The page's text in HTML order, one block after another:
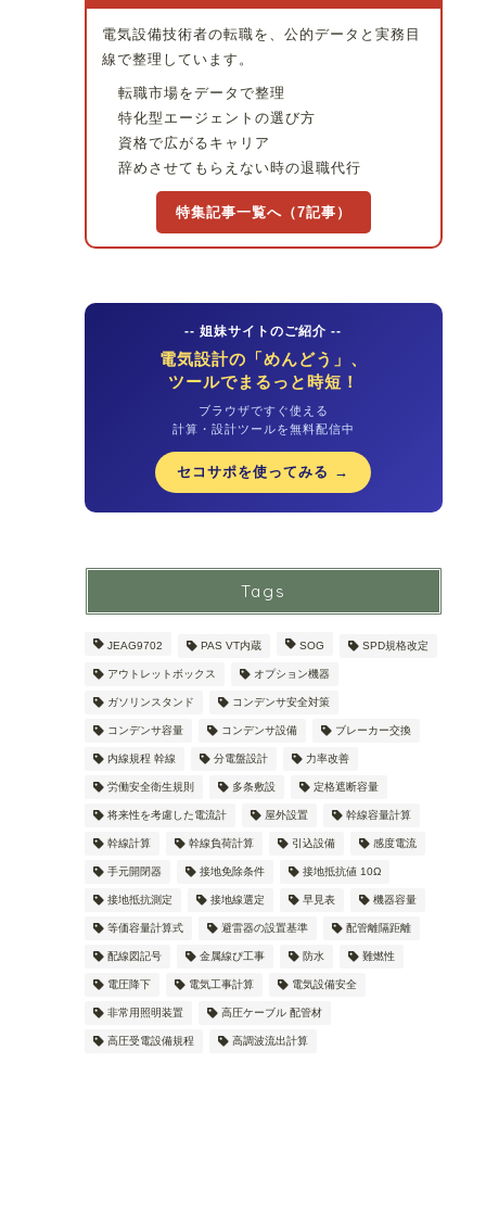
電気設備技術者の転職を、公的データと実務目
線で整理しています。
転職市場をデータで整理
特化型エージェントの選び方
資格で広がるキャリア
辞めさせてもらえない時の退職代行
特集記事一覧へ（7記事）
-- 姐妹サイトのご紹介 --
電気設計の「めんどう」、
ツールでまるっと時短！
ブラウザですぐ使える
計算・設計ツールを無料配信中
セコサポを使ってみる →
Tags
JEAG9702 PAS VT内蔵 SOG SPD規格改定
アウトレットボックス オプション機器
ガソリンスタンド コンデンサ安全対策
コンデンサ容量 コンデンサ設備 ブレーカー交換
内線規程 幹線 分電盤設計 力率改善
労働安全衛生規則 多条敷設 定格遮断容量
将来性を考慮した電流計 屋外設置 幹線容量計算
幹線計算 幹線負荷計算 引込設備 感度電流
手元開閉器 接地免除条件 接地抵抗値 10Ω
接地抵抗測定 接地線選定 早見表 機器容量
等価容量計算式 避雷器の設置基準 配管離隔距離
配線図記号 金属線ぴ工事 防水 難燃性
電圧降下 電気工事計算 電気設備安全
非常用照明装置 高圧ケーブル 配管材
高圧受電設備規程 高調波流出計算